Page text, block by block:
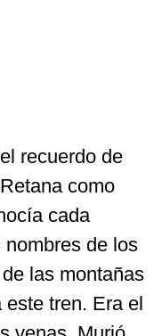
recuerdo de
como
cada
de los
las montañas
tren. Era el